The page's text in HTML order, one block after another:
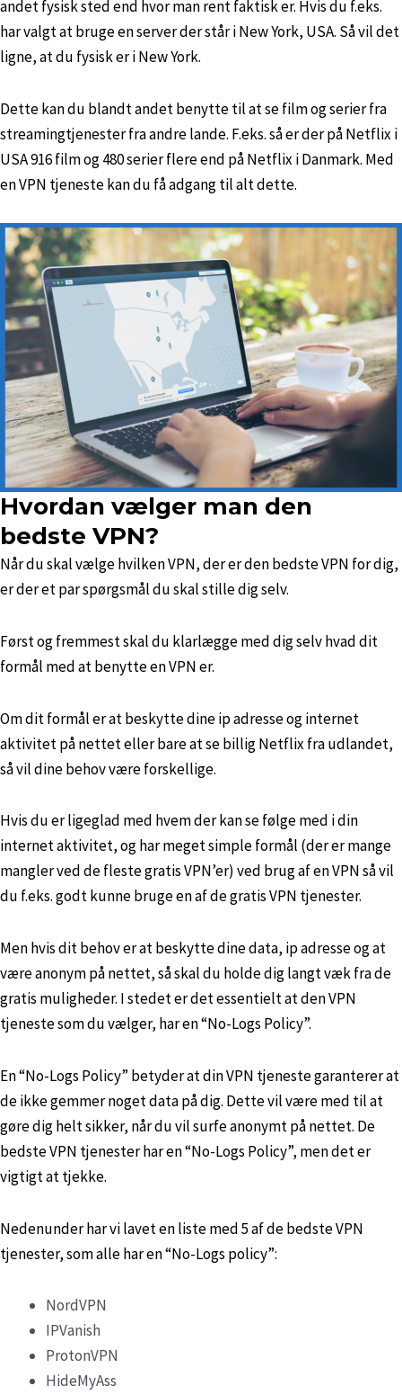
andet fysisk sted end hvor man rent faktisk er. Hvis du f.eks.
har valgt at bruge en server der står i New York, USA. Så vil det
ligne, at du fysisk er i New York.
Dette kan du blandt andet benytte til at se film og serier fra
streamingtjenester fra andre lande. F.eks. så er der på Netflix i
USA 916 film og 480 serier flere end på Netflix i Danmark. Med
en VPN tjeneste kan du få adgang til alt dette.
Hvordan vælger man den
bedste VPN?
Når du skal vælge hvilken VPN, der er den bedste VPN for dig,
er der et par spørgsmål du skal stille dig selv.
Først og fremmest skal du klarlægge med dig selv hvad dit
formål med at benytte en VPN er.
Om dit formål er at beskytte dine ip adresse og internet
aktivitet på nettet eller bare at se billig Netflix fra udlandet,
så vil dine behov være forskellige.
Hvis du er ligeglad med hvem der kan se følge med i din
internet aktivitet, og har meget simple formål (der er mange
mangler ved de fleste gratis VPN’er) ved brug af en VPN så vil
du f.eks. godt kunne bruge en af de gratis VPN tjenester.
Men hvis dit behov er at beskytte dine data, ip adresse og at
være anonym på nettet, så skal du holde dig langt væk fra de
gratis muligheder. I stedet er det essentielt at den VPN
tjeneste som du vælger, har en “No-Logs Policy”.
En “No-Logs Policy” betyder at din VPN tjeneste garanterer at
de ikke gemmer noget data på dig. Dette vil være med til at
gøre dig helt sikker, når du vil surfe anonymt på nettet. De
bedste VPN tjenester har en “No-Logs Policy”, men det er
vigtigt at tjekke.
Nedenunder har vi lavet en liste med 5 af de bedste VPN
tjenester, som alle har en “No-Logs policy”:
NordVPN
IPVanish
ProtonVPN
HideMyAss